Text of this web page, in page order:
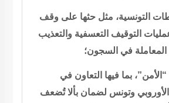
التونسية، مثل حثها على وقف
التوقيف التعسفية والتعذيب
المعاملة في السجون؛
بما فيها التعاون في
الأوروبي وتونس لضمان بألا تُضعف